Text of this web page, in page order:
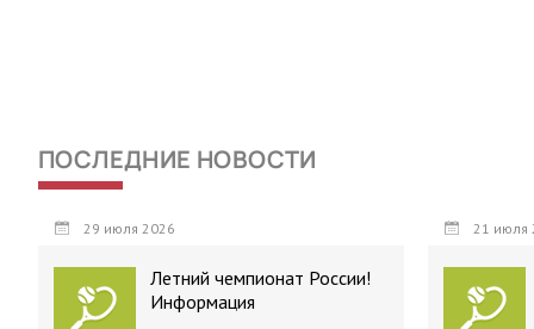
ПОСЛЕДНИЕ НОВОСТИ
29 июля 2026
Летний чемпионат России!
Информация
21 июля